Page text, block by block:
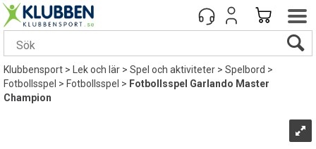
Klubbensport> Lek och lär>Spel och aktiviteter>Spelbord>
Fotbollsspel >Fotbollsspel > Fotbollsspel Garlando Master
Champion